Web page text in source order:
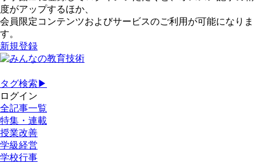
度がアップするほか、
会員限定コンテンツおよびサービスのご利用が可能になりま
す。
新規登録
タグ検索▶
ログイン
全記事一覧
特集・連載
授業改善
学級経営
学校行事